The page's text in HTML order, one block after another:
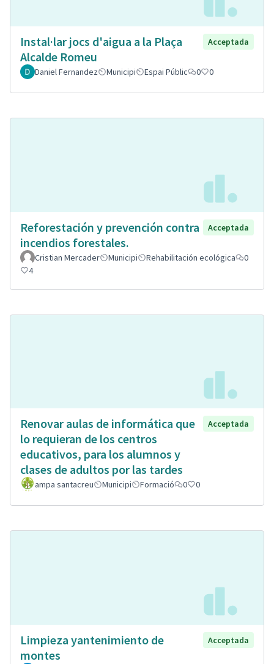
Instal·lar jocs d'aigua a la Plaça
Alcalde Romeu
Acceptada
Daniel Fernandez Municipi Espai Públic 0 0
Reforestación y prevención contra
incendios forestales.
Acceptada
Cristian Mercader Municipi Rehabilitación ecológica
0
4
Renovar aulas de informática que
lo requieran de los centros
educativos, para los alumnos y
clases de adultos por las tardes
Acceptada
ampa santacreu Municipi Formació 0 0
Limpieza yantenimiento de
montes
Acceptada